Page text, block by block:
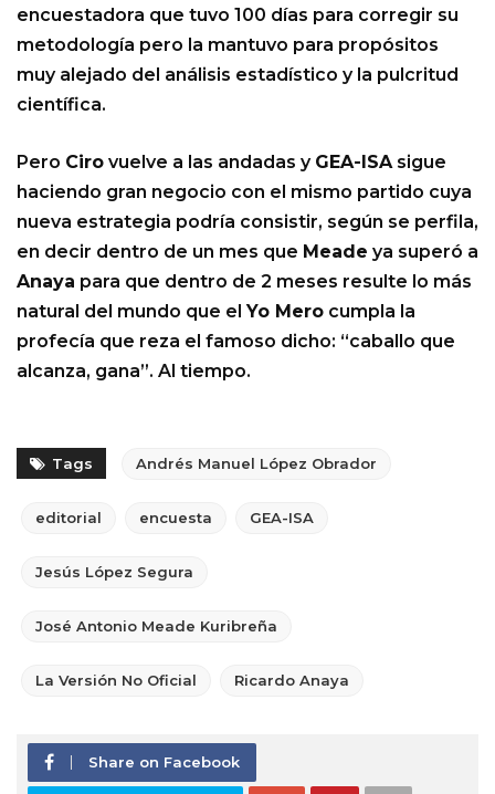
encuestadora que tuvo 100 días para corregir su
metodología pero la mantuvo para propósitos
muy alejado del análisis estadístico y la pulcritud
científica.
Pero Ciro vuelve a las andadas y GEA-ISAsigue
haciendo gran negocio con el mismo partido cuya
nueva estrategia podría consistir, según se perfila,
en decir dentro de un mes que Meade ya superó a
Anaya para que dentro de 2 meses resulte lo más
natural del mundo que elYo Mero cumpla la
profecía que reza el famoso dicho: “caballo que
alcanza, gana”. Al tiempo.
Tags Andrés Manuel López Obrador
editorial encuesta GEA-ISA
Jesús López Segura
José Antonio Meade Kuribreña
La Versión No Oficial Ricardo Anaya
Share on Facebook